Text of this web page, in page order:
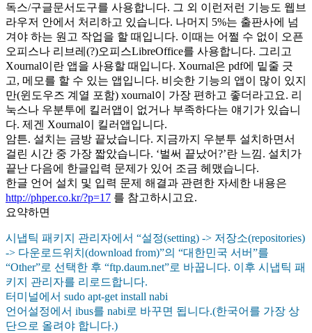
독스/구글문서도구를 사용합니다. 그 외 이런저런 기능도 웹브
라우저 안에서 처리하고 있습니다. 나머지 5%는 출판사에 넘
겨야 하는 원고 작업을 할 때입니다. 이때는 어쩔 수 없이 오픈
오피스나 리브레(?)오피스LibreOffice를 사용합니다. 그리고
Xournal이란 앱을 사용할 때입니다. Xournal은 pdf에 밑줄 긋
고, 메모를 할 수 있는 앱입니다. 비슷한 기능의 앱이 많이 있지
만(윈도우즈 계열 포함) xournal이 가장 편하고 좋더라고요. 리
눅스나 우분투에 킬러앱이 없거나 부족하다는 얘기가 있습니
다. 제겐 Xournal이 킬러앱입니다.
암튼. 설치는 금방 끝났습니다. 지금까지 우분투 설치하면서
걸린 시간 중 가장 짧았습니다. ‘벌써 끝났어?’란 느낌. 설치가
끝난 다음에 한글입력 문제가 있어 조금 헤맸습니다.
한글 언어 설치 및 입력 문제 해결과 관련한 자세한 내용은
http://phper.co.kr/?p=17 를 참고하시고요.
요약하면
시냅틱 패키지 관리자에서 “설정(setting) -> 저장소(repositories)
-> 다운로드위치(download from)”의 “대한민국 서버”를
“Other”로 선택한 후 “ftp.daum.net”로 바꿉니다. 이후 시냅틱 패
키지 관리자를 리로드합니다.
터미널에서 sudo apt-get install nabi
언어설정에서 ibus를 nabi로 바꾸면 됩니다.(한국어를 가장 상
단으로 올려야 합니다.)